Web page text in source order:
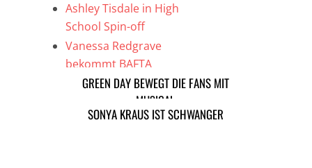
Ashley Tisdale in High
School Spin-off
Vanessa Redgrave
bekommt BAFTA
Ehrenpreis
MUSIK NEWS
GREEN DAY BEWEGT DIE FANS MIT
MUSICAL
SONYA KRAUS IST SCHWANGER